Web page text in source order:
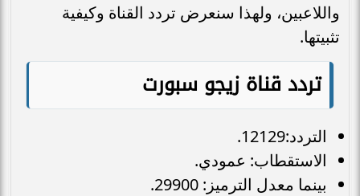
واللاعبين، ولهذا سنعرض تردد القناة وكيفية
تثبيتها.
تردد قناة زيجو سبورت
التردد:12129.
الاستقطاب: عمودي.
بينما معدل الترميز: 29900.